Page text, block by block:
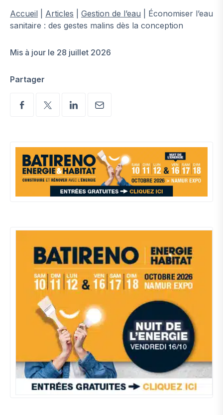
Accueil Articles Gestion de l’eau
Économiser l’eau
sanitaire : des gestes malins dès la conception
Mis à jour le 28 juillet 2026
Partager